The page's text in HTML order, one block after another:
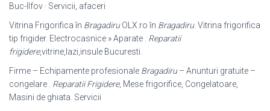
Buc-Ilfov · Servicii, afaceri
Vitrina Frigorifica în BragadiruOLX.ro în Bragadiru. Vitrina frigorifica
tip frigider. Electrocasnice » Aparate . Reparatii
frigidere,vitrine,lazi,insule Bucuresti.
Firme – Echipamente profesionale Bragadiru– Anunturi gratuite –
congelare . Reparatii Frigidere, Mese frigorifice, Congelatoare,
Masini de ghiata. Servicii